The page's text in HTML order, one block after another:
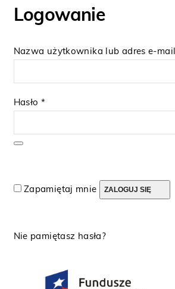
Logowanie
Nazwa użytkownika lub adres e-mail
Hasło *
Zapamiętaj mnie ZALOGUJ SIĘ
Nie pamiętasz hasła?